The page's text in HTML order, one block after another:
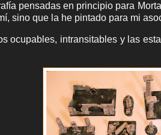
pensadas en principio para
sino que la he pintado para mi
ocupables, intransitables y las